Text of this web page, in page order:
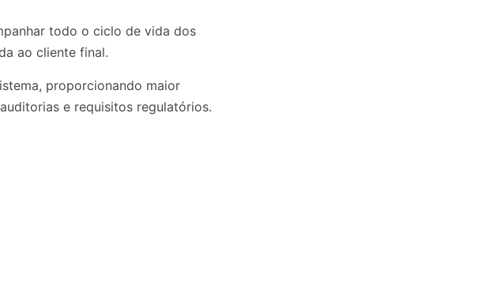
todo o ciclo de vida dos
ao cliente final.​
proporcionando maior
e requisitos regulatórios.​